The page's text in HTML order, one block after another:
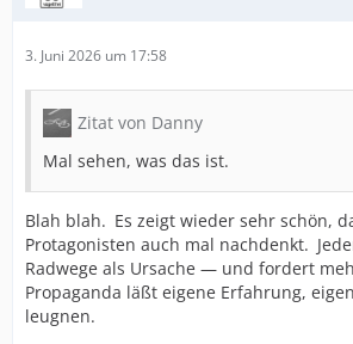
3. Juni 2026 um 17:58
Zitat von Danny
Mal sehen, was das ist.
Blah blah. Es zeigt wieder sehr schön,
Protagonisten auch mal nachdenkt.
Radwege als Ursache — und fordert
Propaganda läßt eigene Erfahrung,
leugnen.